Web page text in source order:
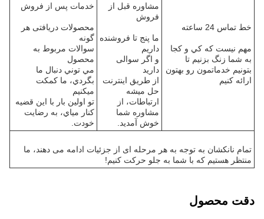
خط تماس 24 ساعته
مهم نيست که کي و کجا
به شما زنگ بزنیم تا
بتونیم خدماتمون رو بهتون
ارائه کنیم
مشاوره قبل از
فروش
ما پنج تا فروشنده
داريم
و اگر سوالی
دارید
از طريق اينترنت
حل ميشه
ارتباطات، از
مشاوره شما
خوش آمديد.
خدمات پس از فروش
محصولات دریافتی هر
گونه
سوالات مربوط به
محصول
مي توني دنبال ما
بگردي، ما کمکت
ميکنيم
تو اولين بار با اين قضيه
کنار مياي، به رضایت
خودت.
تمام نانکشان به توجه به هر مرحله ای از جزئیات ادامه می دهند، ما
منتظر هستیم که با شما به جلو حرکت کنیم!
دقت محصول